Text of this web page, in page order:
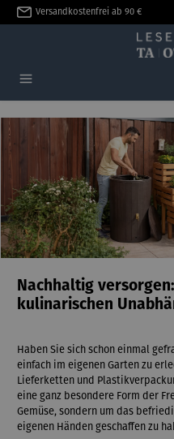
springen
Versandkostenfrei ab 90 €
Nachhaltig
kulinarischen
Haben Sie sich schon einmal
einfach im eigenen Garten zu
Lieferketten und
eine ganz besondere Form der
Gemüse, sondern um das
eigenen Händen geschaffen zu